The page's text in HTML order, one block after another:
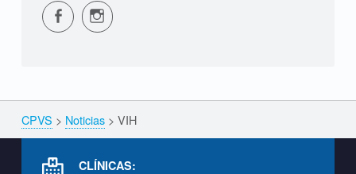
CPVS en Facebook CPVS en Instagram
Breadcrumbs navigation
CPVS > Noticias> VIH
CLÍNICAS: